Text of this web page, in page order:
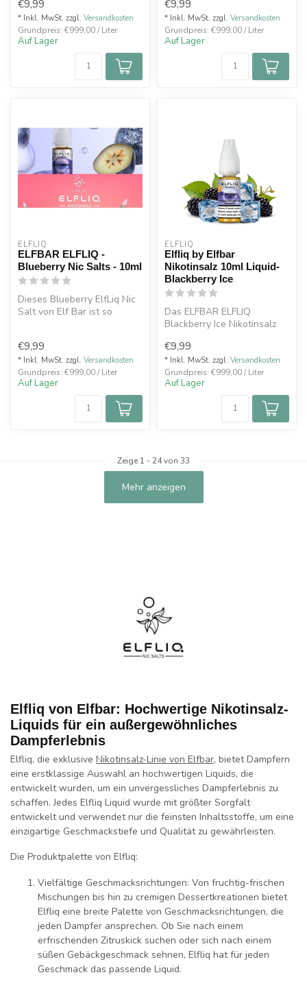
schwarzen ...
€9,99
* Inkl. MwSt. zzgl. Versandkosten
Grundpreis: €999,00 / Liter
Auf Lager
€9,99
* Inkl. MwSt. zzgl. Versandkosten
Grundpreis: €999,00 / Liter
Auf Lager
ELFLIQ
ELFBAR ELFLIQ -
Blueberry Nic Salts - 10ml
Dieses Blueberry ElfLiq Nic
Salt von Elf Bar ist so
€9,99
* Inkl. MwSt. zzgl. Versandkosten
Grundpreis: €999,00 / Liter
Auf Lager
ELFLIQ
Elfliq by Elfbar
Nikotinsalz 10ml Liquid-
Blackberry Ice
Das ELFBAR ELFLIQ
Blackberry Ice Nikotinsalz
süß-herb...
€9,99
* Inkl. MwSt. zzgl. Versandkosten
Grundpreis: €999,00 / Liter
Auf Lager
Zeige 1 - 24von 33
Mehr anzeigen
Elfliq von Elfbar: Hochwertige Nikotinsalz-
Liquids für ein außergewöhnliches
Dampferlebnis
Elfliq, die exklusive Nikotinsalz-Linie von Elfbar, bietet Dampfern
eine erstklassige Auswahl an hochwertigen Liquids, die
entwickelt wurden, um ein unvergessliches Dampferlebnis zu
schaffen. Jedes Elfliq Liquid wurde mit größter Sorgfalt
entwickelt und verwendet nur die feinsten Inhaltsstoffe, um eine
einzigartige Geschmackstiefe und Qualität zu gewährleisten.
Die Produktpalette von Elfliq:
Vielfältige Geschmacksrichtungen: Von fruchtig-frischen
Mischungen bis hin zu cremigen Dessertkreationen bietet
Elfliq eine breite Palette von Geschmacksrichtungen, die
jeden Dampfer ansprechen. Ob Sie nach einem
erfrischenden Zitruskick suchen oder sich nach einem
süßen Gebäckgeschmack sehnen, Elfliq hat für jeden
Geschmack das passende Liquid.